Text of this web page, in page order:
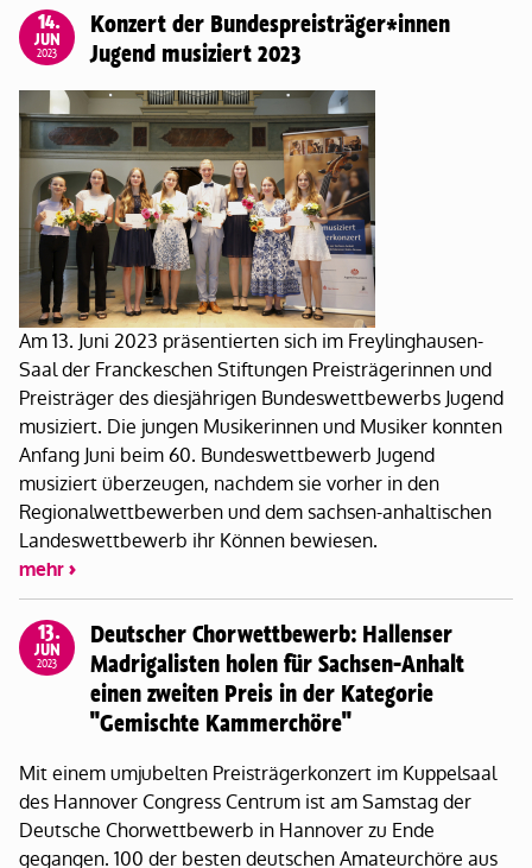
14.
JUN
2023
Konzert der Bundespreisträger*innen
Jugend musiziert 2023
Am 13. Juni 2023 präsentierten sich im Freylinghausen-
Saal der Franckeschen Stiftungen Preisträgerinnen und
Preisträger des diesjährigen Bundeswettbewerbs Jugend
musiziert. Die jungen Musikerinnen und Musiker konnten
Anfang Juni beim 60. Bundeswettbewerb Jugend
musiziert überzeugen, nachdem sie vorher in den
Regionalwettbewerben und dem sachsen-anhaltischen
Landeswettbewerb ihr Können bewiesen.
mehr
13.
JUN
2023
Deutscher Chorwettbewerb: Hallenser
Madrigalisten holen für Sachsen-Anhalt
einen zweiten Preis in der Kategorie
"Gemischte Kammerchöre"
Mit einem umjubelten Preisträgerkonzert im Kuppelsaal
des Hannover Congress Centrum ist am Samstag der
Deutsche Chorwettbewerb in Hannover zu Ende
gegangen. 100 der besten deutschen Amateurchöre aus